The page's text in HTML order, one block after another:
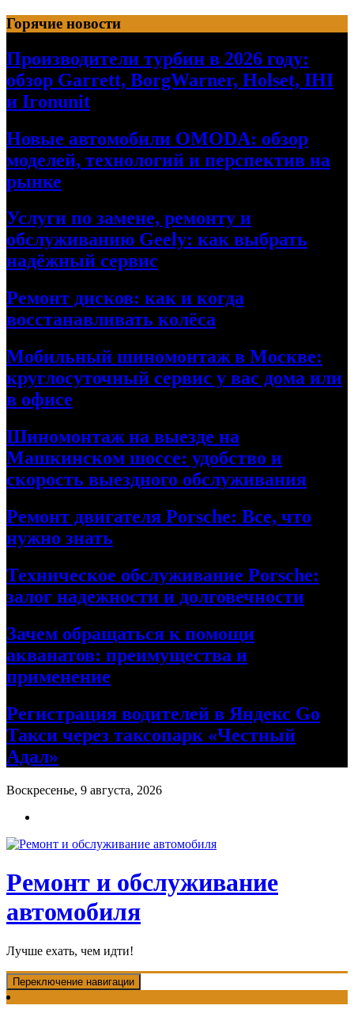
Перейти
к
содержимому
Горячие новости
Производители турбин в 2026 году:
обзор Garrett, BorgWarner, Holset, IHI
и Ironunit
Новые автомобили OMODA: обзор
моделей, технологий и перспектив на
рынке
Услуги по замене, ремонту и
обслуживанию Geely: как выбрать
надёжный сервис
Ремонт дисков: как и когда
восстанавливать колёса
Мобильный шиномонтаж в Москве:
круглосуточный сервис у вас дома или
в офисе
Шиномонтаж на выезде на
Машкинском шоссе: удобство и
скорость выездного обслуживания
Ремонт двигателя Porsche: Все, что
нужно знать
Техническое обслуживание Porsche:
залог надежности и долговечности
Зачем обращаться к помощи
акванатов: преимущества и
применение
Регистрация водителей в Яндекс Go
Такси через таксопарк «Честный
Адал»
Воскресенье, 9 августа, 2026
Ремонт и обслуживание
автомобиля
Лучше ехать, чем идти!
Переключение навигации